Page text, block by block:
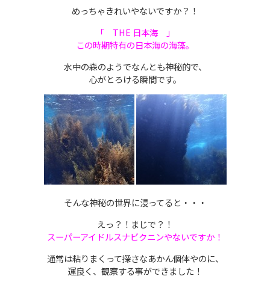
めっちゃきれいやないですか？！
「 THE 日本海 」
この時期特有の日本海の海藻。
水中の森のようでなんとも神秘的で、
心がとろける瞬間です。
そんな神秘の世界に浸ってると・・・
えっ？！まじで？！
スーパーアイドルスナビクニンやないですか！
通常は粘りまくって探さなあかん個体やのに、
運良く、観察する事ができました！